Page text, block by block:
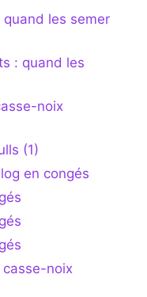
les semer
: quand les
noix
(1)
en congés
casse-noix